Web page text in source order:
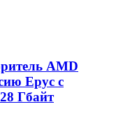
AMD
Epyc с
Гбайт